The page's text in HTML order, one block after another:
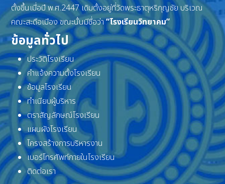
ตั้งขึ้นเมื่อปี พ.ศ.2447 เดิมตั้งอยู่ที่วัดพระธาตุหริภุญชัย บริเวณ
คณะสะดือเมือง ขณะนั้นมีชื่อว่า“โรงเรียนวิทยาคม”
ข้อมูลทั่วไป
ประวัติโรงเรียน
คำแจ้งความตั้งโรงเรียน
ข้อมูลโรงเรียน
ทำเนียบผู้บริหาร
ตราสัญลักษณ์โรงเรียน
แผนผังโรงเรียน
โครงสร้างการบริหารงาน
เบอร์โทรศัพท์ภายในโรงเรียน
ติดต่อเรา